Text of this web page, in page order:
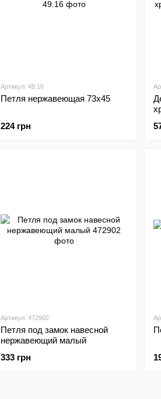
Артикул: 49.16
Петля нержавеющая 73х45
224 грн
Артикул: 472902
Петля под замок навесной
нержавеющий малый
333 грн